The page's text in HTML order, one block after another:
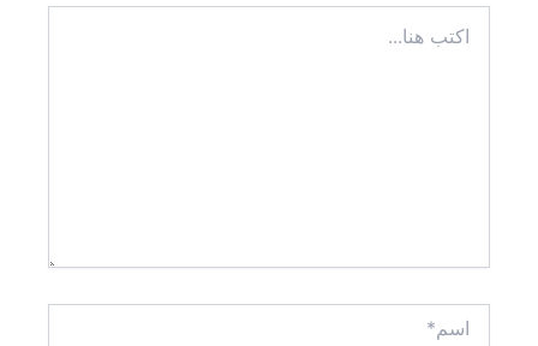
اكتب
هنا...
اسم*